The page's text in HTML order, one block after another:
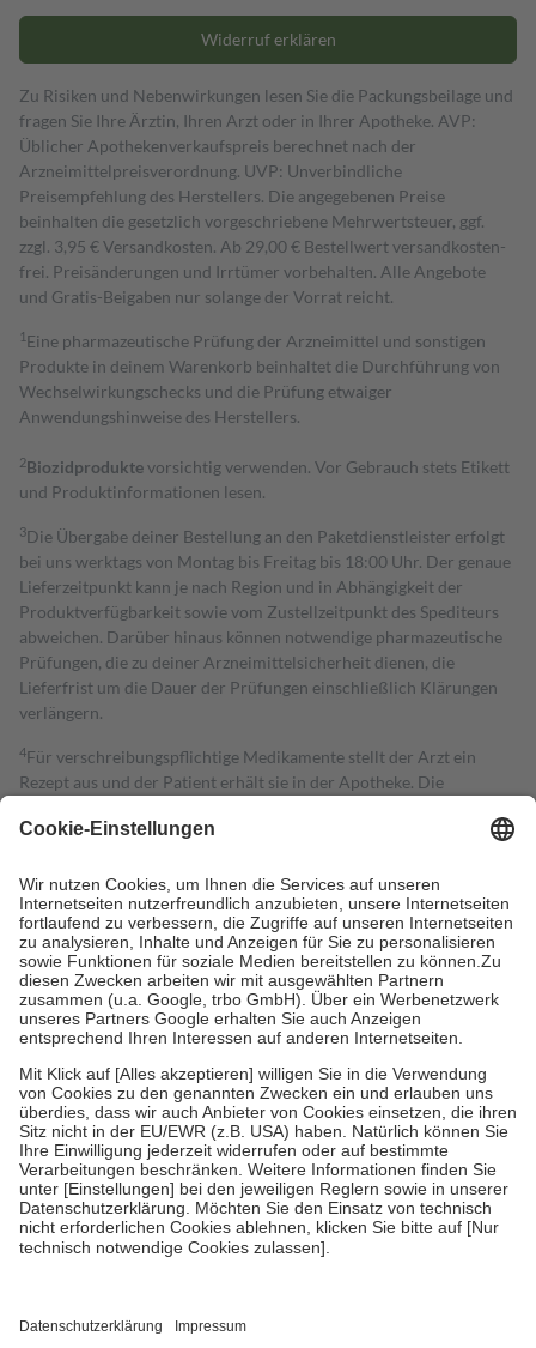
Widerruf erklären
Zu Risiken und Nebenwirkungen lesen Sie die Packungsbeilage und
fragen Sie Ihre Ärztin, Ihren Arzt oder in Ihrer Apotheke. AVP:
Üblicher Apothekenverkaufspreis berechnet nach der
Arzneimittelpreisverordnung. UVP: Unverbindliche
Preisempfehlung des Herstellers. Die angegebenen Preise
beinhalten die gesetzlich vorgeschriebene Mehrwertsteuer, ggf.
zzgl. 3,95 € Versandkosten. Ab 29,00 € Bestell­wert versand­kosten­
frei. Preisänderungen und Irrtümer vorbehalten. Alle Angebote
und Gratis-Beigaben nur solange der Vorrat reicht.
1 Eine pharmazeutische Prüfung der Arzneimittel und sonstigen
Produkte in deinem Warenkorb beinhaltet die Durchführung von
Wechselwirkungschecks und die Prüfung etwaiger
Anwendungshinweise des Herstellers.
2Biozidproduktevorsichtig verwenden. Vor Gebrauch stets Etikett
und Produktinformationen lesen.
3Die Übergabe deiner Bestellung an den Paketdienstleister erfolgt
bei uns werktags von Montag bis Freitag bis 18:00 Uhr. Der genaue
Lieferzeitpunkt kann je nach Region und in Abhängigkeit der
Produktverfügbarkeit sowie vom Zustellzeitpunkt des Spediteurs
abweichen. Darüber hinaus können notwendige pharmazeutische
Prüfungen, die zu deiner Arzneimittelsicherheit dienen, die
Lieferfrist um die Dauer der Prüfungen einschließlich Klärungen
verlängern.
4Für verschreibungspflichtige Medikamente stellt der Arzt ein
Rezept aus und der Patient erhält sie in der Apotheke. Die
Kosten dafür, der Versicherte trägt einen Teil davon als Zuzahlung
Grundsätzlich leisten Mitglieder Zuzahlungen in Höhe von zehn
Prozent des Abgabepreises,mindestensjedochfünf Euround
höchstens zehn Euro.Es sind jedoch nie mehr als die tatsächlichen
Kosten der Leistung zu entrichten.
Diese Regeln gelten grundsätzlich auch für Online-Apotheken.
Bei Heilmitteln und häuslicher Krankenpflege beträgt die
Zuzahlung zehn Prozent der Kosten sowie zehn Euro je
Um das Engagement der Versicherten für ihre eigene Gesundheit zu
stärken und die besondere Stellung der Familie zu unterstützen,
fallenkeine Zuzahlungen an bei:
• Kindern und Jugendlichen bis zum vollendeten 18. Lebensjahr
mit Ausnahme der Fahrkosten
• Untersuchungen zur Vorsorge und Früherkennung, die von der
GKV getragen werden
• empfohlenen Schutzimpfungen
Wir nutzen Trusted Shops als unabhängigen Dienstleister für die